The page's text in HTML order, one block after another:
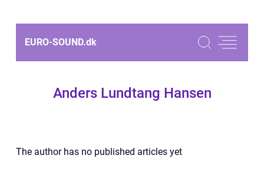
EURO-SOUND.dk
Anders Lundtang Hansen
The author has no published articles yet